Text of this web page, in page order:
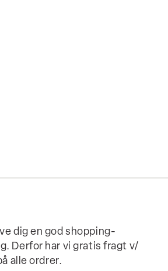
dig en god shopping-
Derfor har vi gratis fragt v/
alle ordrer.